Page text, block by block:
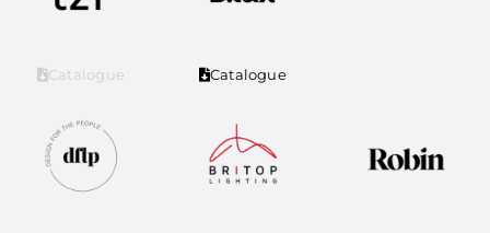
Catalogue Catalogue